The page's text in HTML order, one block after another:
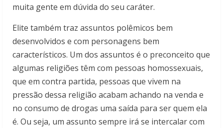
muita gente em dúvida do seu caráter.
Elite também traz assuntos polêmicos bem
desenvolvidos e com personagens bem
característicos. Um dos assuntos é o preconceito que
algumas religiões têm com pessoas homossexuais,
que em contra partida, pessoas que vivem na
pressão dessa religião acabam achando na venda e
no consumo de drogas uma saída para ser quem ela
é. Ou seja, um assunto sempre irá se intercalar com